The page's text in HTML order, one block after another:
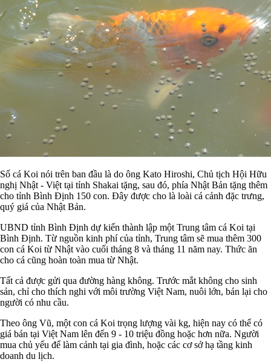
Số cá Koi nói trên ban đầu là do ông Kato Hiroshi, Chủ tịch Hội Hữu
nghị Nhật - Việt tại tỉnh Shakai tặng, sau đó, phía Nhật Bản tặng thêm
cho tỉnh Bình Định 150 con. Đây được cho là loài cá cảnh đặc trưng,
quý giá của Nhật Bản.
UBND tỉnh Bình Định dự kiến thành lập một Trung tâm cá Koi tại
Bình Định. Từ nguồn kinh phí của tỉnh, Trung tâm sẽ mua thêm 300
con cá Koi từ Nhật vào cuối tháng 8 và tháng 11 năm nay. Thức ăn
cho cá cũng hoàn toàn mua từ Nhật.
Tất cả được gửi qua đường hàng không. Trước mắt không cho sinh
sản, chỉ cho thích nghi với môi trường Việt Nam, nuôi lớn, bán lại cho
người có nhu cầu.
Theo ông Vũ, một con cá Koi trọng lượng vài kg, hiện nay có thể có
giá bán tại Việt Nam lên đến 9 - 10 triệu đồng hoặc hơn nữa. Người
mua chủ yếu để làm cảnh tại gia đình, hoặc các cơ sở hạ tầng kinh
doanh du lịch.